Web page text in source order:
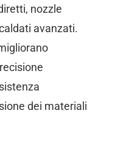
nozzle
avanzati.
dei materiali